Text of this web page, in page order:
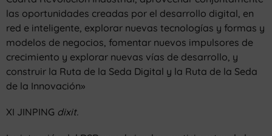
las oportunidades creadas por el desarrollo digital, en
red e inteligente, explorar nuevas tecnologías y formas y
modelos de negocios, fomentar nuevos impulsores de
crecimiento y explorar nuevas vías de desarrollo, y
construir la Ruta de la Seda Digital y la Ruta de la Seda
de la Innovación»
XI JINPING dixit.